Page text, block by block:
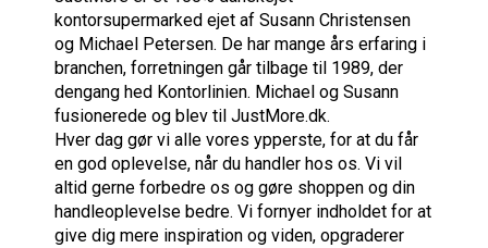
kontorsupermarked ejet af Susann Christensen
og Michael Petersen. De har mange års erfaring i
branchen, forretningen går tilbage til 1989, der
dengang hed Kontorlinien. Michael og Susann
fusionerede og blev til JustMore.dk.
Hver dag gør vi alle vores ypperste, for at du får
en god oplevelse, når du handler hos os. Vi vil
altid gerne forbedre os og gøre shoppen og din
handleoplevelse bedre. Vi fornyer indholdet for at
give dig mere inspiration og viden, opgraderer